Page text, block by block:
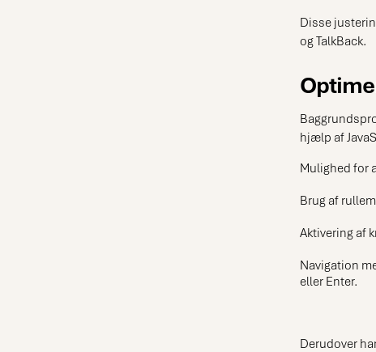
Disse
og TalkBack.
hjælp af
Mulighed for
Brug af
Aktivering af
Navigation
eller Enter.
Derudover